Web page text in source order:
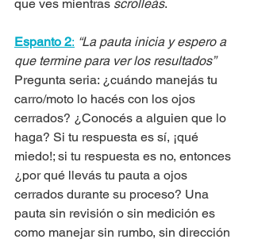
que ves mientras scrolleás.
Espanto 2: “La pauta inicia y espero a
que termine para ver los resultados”
Pregunta seria: ¿cuándo manejás tu
carro/moto lo hacés con los ojos
cerrados? ¿Conocés a alguien que lo
haga? Si tu respuesta es sí, ¡qué
miedo!; si tu respuesta es no, entonces
¿por qué llevás tu pauta a ojos
cerrados durante su proceso? Una
pauta sin revisión o sin medición es
como manejar sin rumbo, sin dirección